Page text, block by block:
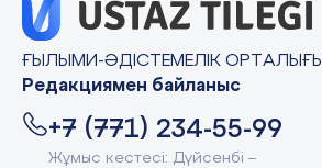
ҒЫЛЫМИ-ӘДІСТЕМЕЛІК ОРТАЛЫҒЫ
Редакциямен байланыс
+7 (771) 234-55-99
Жұмыс кестесі: Дүйсенбі –